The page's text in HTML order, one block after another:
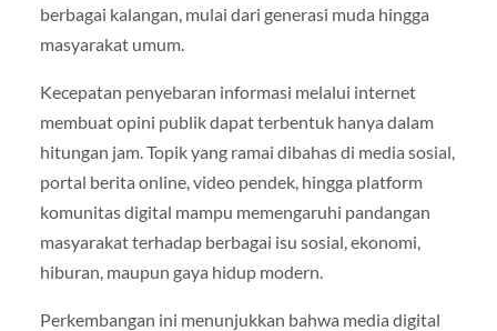
berbagai kalangan, mulai dari generasi muda hingga
masyarakat umum.
Kecepatan penyebaran informasi melalui internet
membuat opini publik dapat terbentuk hanya dalam
hitungan jam. Topik yang ramai dibahas di media sosial,
portal berita online, video pendek, hingga platform
komunitas digital mampu memengaruhi pandangan
masyarakat terhadap berbagai isu sosial, ekonomi,
hiburan, maupun gaya hidup modern.
Perkembangan ini menunjukkan bahwa media digital